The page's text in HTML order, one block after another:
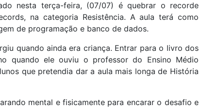
nesta terça-feira, (07/07) é quebrar o recorde
na categoria Resistência. A aula terá como
de programação e banco de dados.
quando ainda era criança. Entrar para o livro dos
quando ele ouviu o professor do Ensino Médio
que pretendia dar a aula mais longa de História
mental e fisicamente para encarar o desafio e